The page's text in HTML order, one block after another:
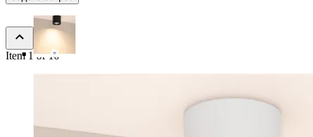
Item 1 of 10